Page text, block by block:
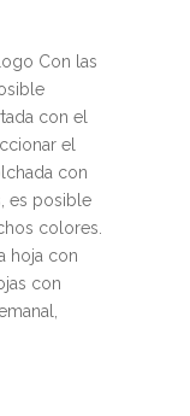
Con las
con el
el
con
es posible
colores.
hoja con
con